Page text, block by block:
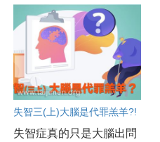
失智三(上)大腦是代罪羔羊?!
失智症真的只是大腦出問